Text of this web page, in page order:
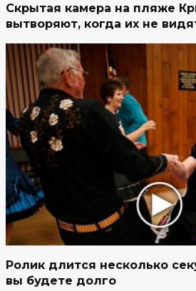
Скрытая камера на пляже
вытворяют, когда их не
Ролик длится несколько
вы будете долго